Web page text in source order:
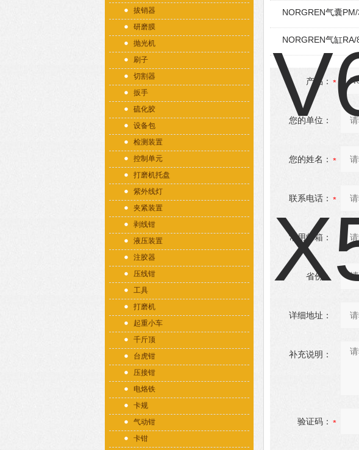
拔销器
研磨膜
抛光机
刷子
切割器
扳手
硫化胶
设备包
检测装置
控制单元
打磨机托盘
紫外线灯
夹紧装置
剥线钳
液压装置
注胶器
压线钳
工具
打磨机
起重小车
千斤顶
台虎钳
压接钳
电烙铁
卡规
气动钳
卡钳
NORGREN气囊
NORGREN气缸
产品：
您的单位：
您的姓名：
联系电话：
常用邮箱：
省份：
详细地址：
补充说明：
验证码：